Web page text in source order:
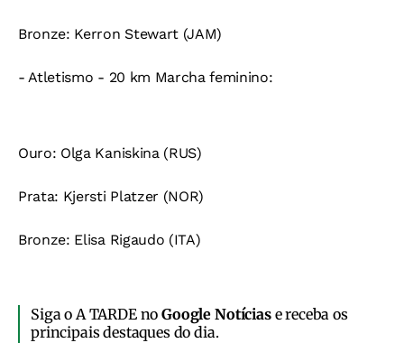
Bronze: Kerron Stewart (JAM)
- Atletismo - 20 km Marcha feminino:
Ouro: Olga Kaniskina (RUS)
Prata: Kjersti Platzer (NOR)
Bronze: Elisa Rigaudo (ITA)
Siga o A TARDE noGoogle Notíciase receba os
principais destaques do dia.